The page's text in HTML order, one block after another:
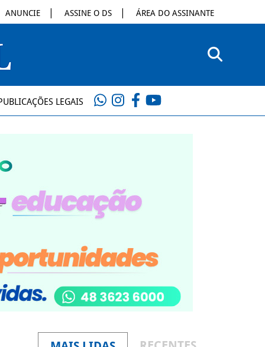
ANUNCIE ASSINE O DS ÁREA DO ASSINANTE
LEGAIS